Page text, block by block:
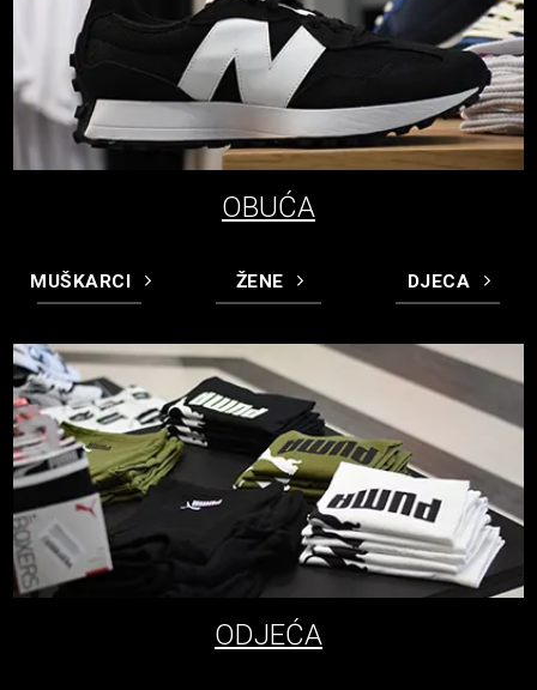
OBUĆA
MUŠKARCI ŽENE DJECA
ODJEĆA